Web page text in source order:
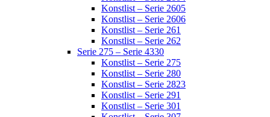
Konstlist – Serie 2605
Konstlist – Serie 2606
Konstlist – Serie 261
Konstlist – Serie 262
Serie 275 – Serie 4330
Konstlist – Serie 275
Konstlist – Serie 280
Konstlist – Serie 2823
Konstlist – Serie 291
Konstlist – Serie 301